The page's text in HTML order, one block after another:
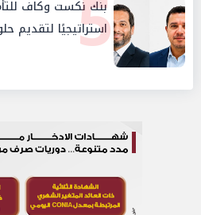
بنك نكست وكاف
استراتيجيًا لتقديم
البنك